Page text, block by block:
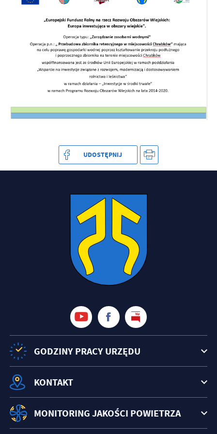
UDOSTĘPNIJ
GODZINY PRACY URZĘDU
KONTAKT
MONITORING JAKOŚCI POWIETRZA
treści w postaci wiadomości, ofert, komunikatów mediów
społecznościowych.